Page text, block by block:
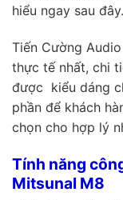
hiểu ngay sau đây.
Tiến Cường
thực tế nhất, chi
được kiểu dáng
phần để khách
chọn cho hợp lý
Tính năng
Mitsunal M8